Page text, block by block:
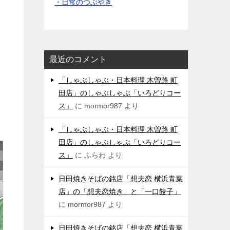
・日常のつぶやき
最近のコメント
「しゃぶしゃぶ・日本料理 木曽路 町
田店」のしゃぶしゃぶ「いろどりコー
ス」
に mormor987 より
「しゃぶしゃぶ・日本料理 木曽路 町
田店」のしゃぶしゃぶ「いろどりコー
ス」
に ふらわ より
日田焼きそばの銘店「想夫恋 横浜青葉
店」の「想夫恋焼き」と「一口餃子」
に mormor987 より
日田焼きそばの銘店「想夫恋 横浜青葉